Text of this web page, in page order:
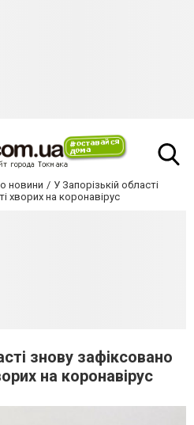
новини
У Запорізькій області
хворих на коронавірус
знову зафіксовано
на коронавірус